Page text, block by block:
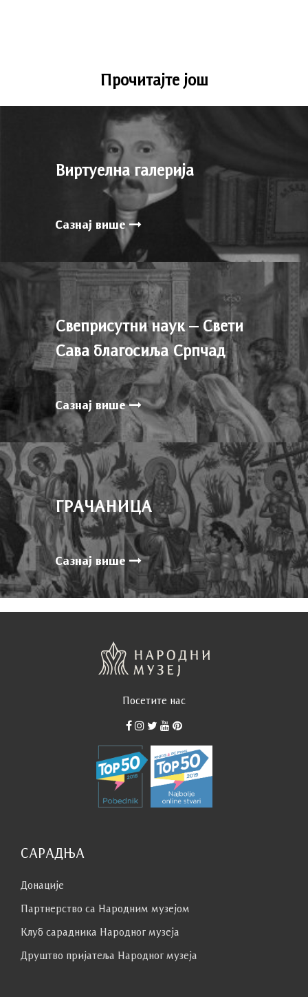
Прочитајте још
Виртуелна галерија
Сазнај више
Свеприсутни наук – Свети
Сава благосиља Српчад
Сазнај више
ГРАЧАНИЦА
Сазнај више
Посетите нас
САРАДЊА
Донације
Партнерство са Народним музејoм
Клуб сaрaдникa Народног музеја
Друштво пријатеља Народног музеја